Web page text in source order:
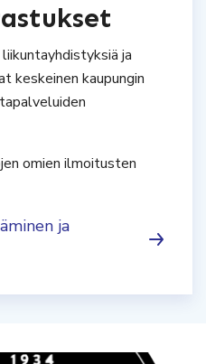
ja
keskeinen kaupungin
omien ilmoitusten
ja